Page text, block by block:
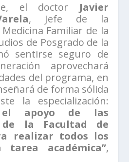
el doctor Javier
, Jefe de la
Familiar de la
de Posgrado de la
sentirse seguro de
aprovechará
del programa, en
de forma sólida
la especialización:
el apoyo de las
de la Facultad de
realizar todos los
tarea académica”,